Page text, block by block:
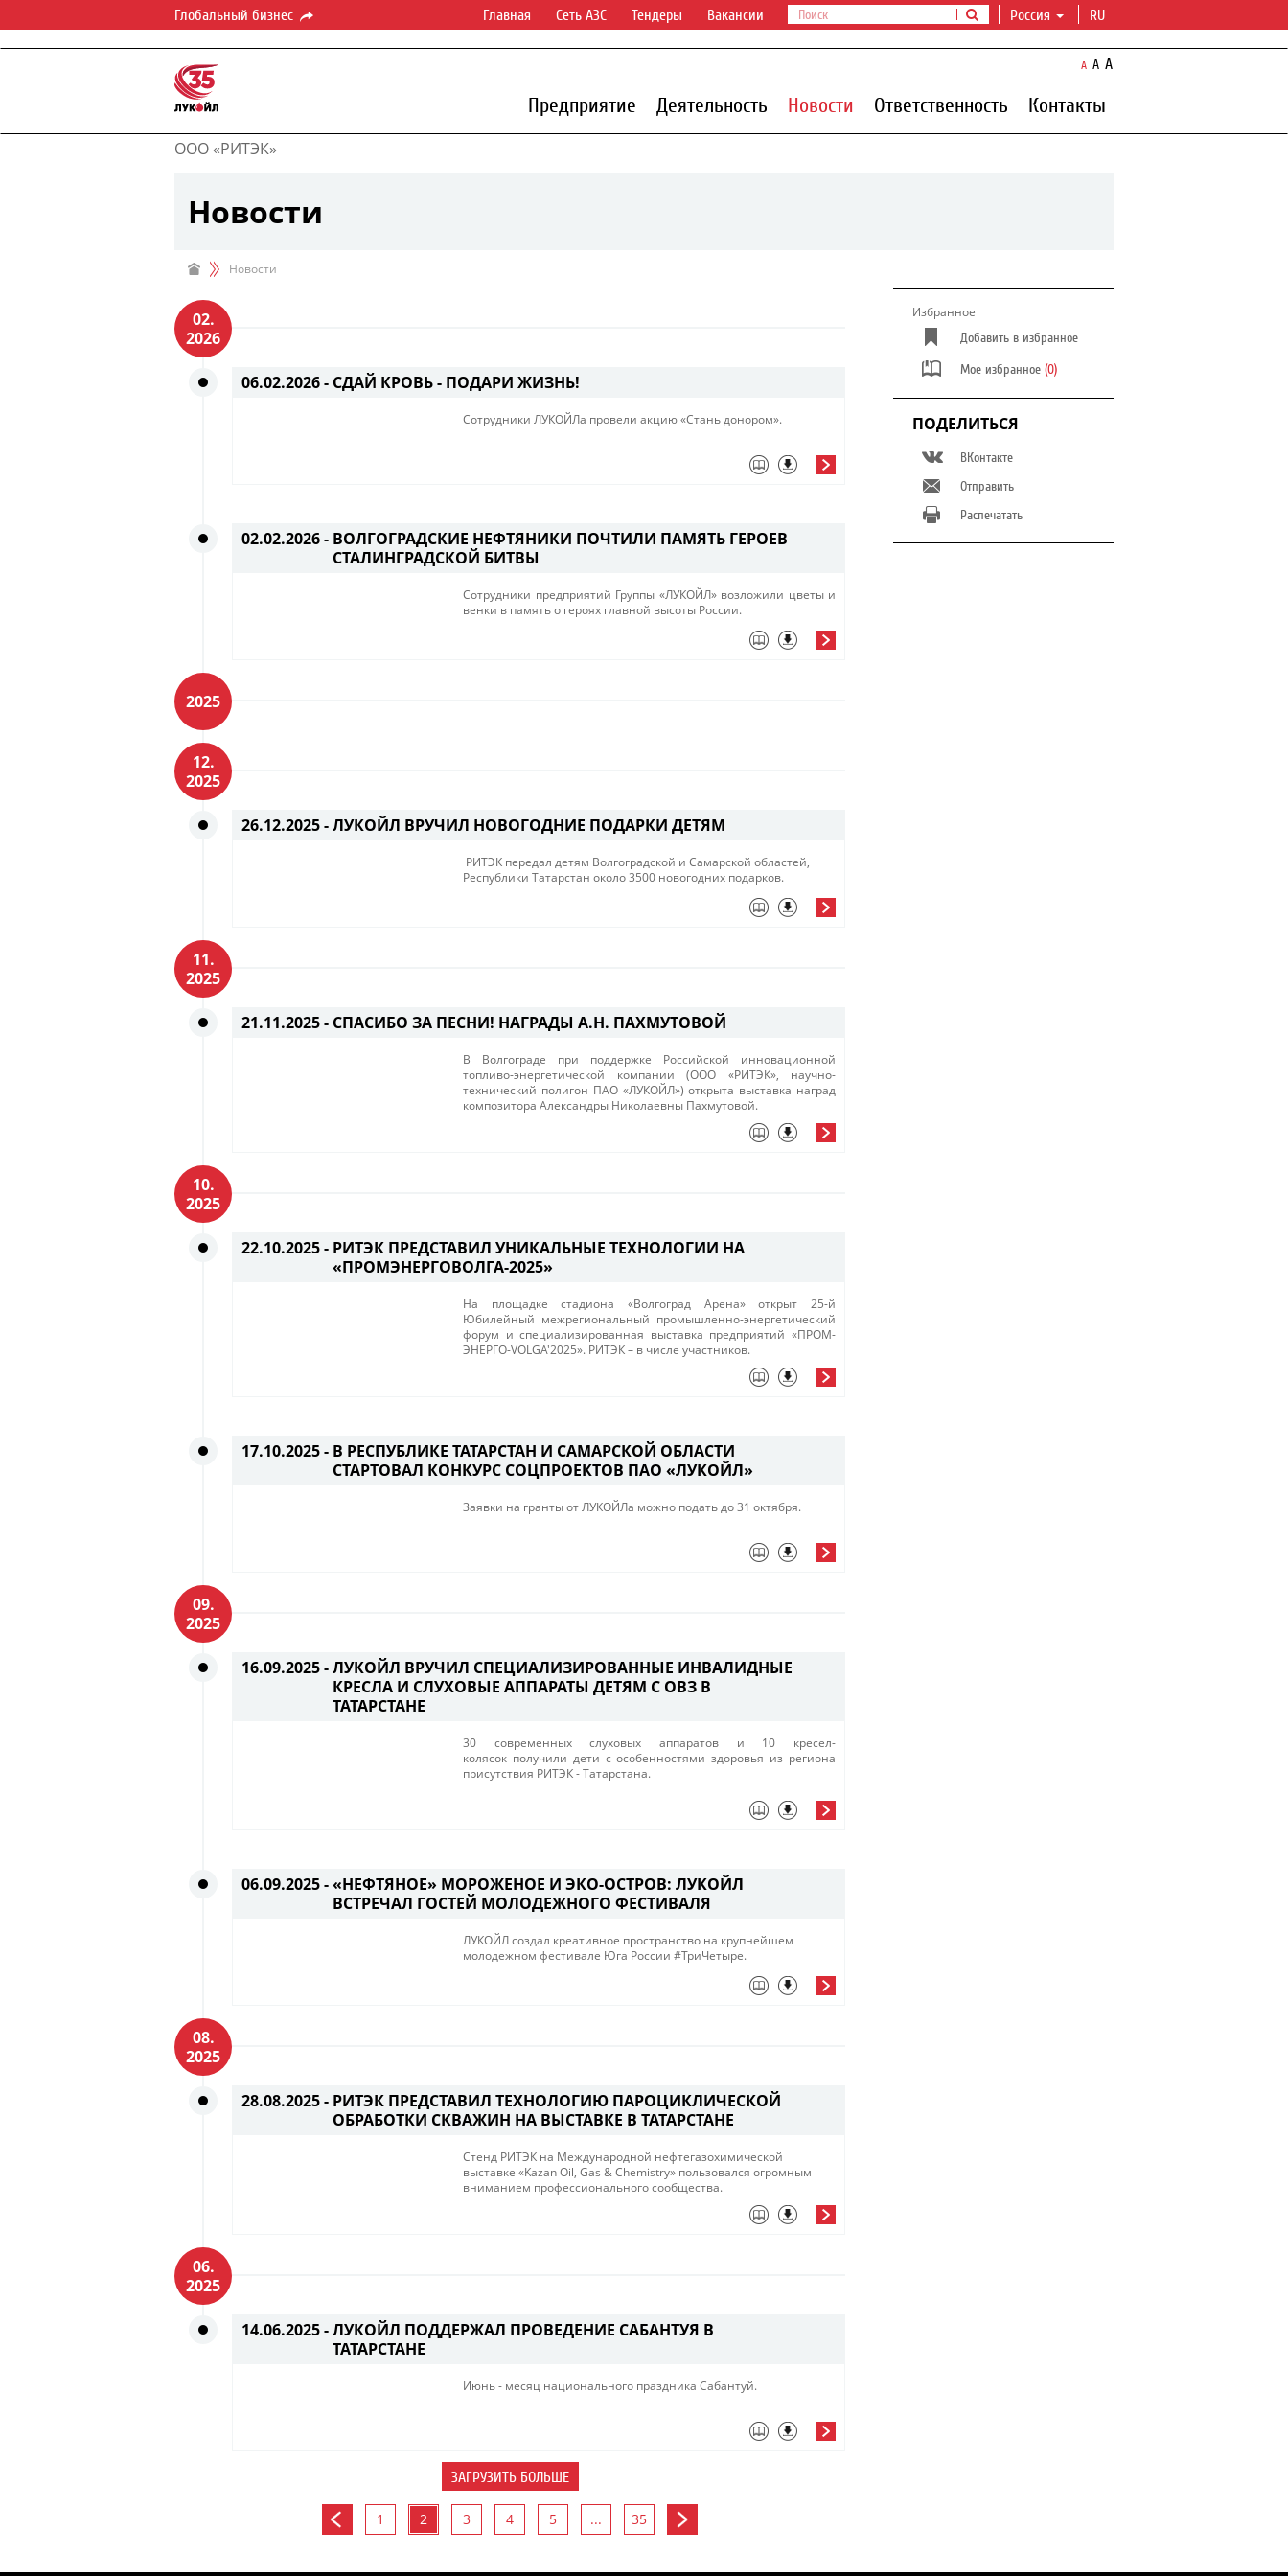
Глобальный бизнес Россия RU
Главная Сеть АЗС Тендеры Вакансии
A A A
Предприятие Деятельность Новости Ответственность Контакты
ООО «РИТЭК»
Новости
Новости
02.
2026
06.02.2026 - СДАЙ КРОВЬ - ПОДАРИ ЖИЗНЬ!
Сотрудники ЛУКОЙЛа провели акцию «Стань донором»​.
02.02.2026 - ВОЛГОГРАДСКИЕ НЕФТЯНИКИ ПОЧТИЛИ ПАМЯТЬ ГЕРОЕВ
СТАЛИНГРАДСКОЙ БИТВЫ
​Сотрудники предприятий Группы «ЛУКОЙЛ»​ возложили цветы и
венки в память о героях главной высоты России.​
2025
12.
2025
26.12.2025 -ЛУКОЙЛ ВРУЧИЛ НОВОГОДНИЕ ПОДАРКИ ДЕТЯМ
РИТЭК передал детям Волгоградской и Самарской областей,
Республики Татарстан около 3500 новогодних подарков.​
11.
2025
21.11.2025 - СПАСИБО ЗА ПЕСНИ! НАГРАДЫ А.Н. ПАХМУТОВОЙ
В Волгограде при поддержке Российской инновационной
топливо-энергетической компании (ООО «РИТЭК», научно-
технический полигон ПАО «ЛУКОЙЛ») открыта выставка наград
композитора Александры Николаевны Пахмутовой.​
10.
2025
22.10.2025 - РИТЭК ПРЕДСТАВИЛ УНИКАЛЬНЫЕ ТЕХНОЛОГИИ НА
«ПРОМЭНЕРГОВОЛГА-2025»
​На площадке стадиона «Волгоград Арена» открыт 25-й
Юбилейный межрегиональный промышленно-энергетический
форум и специализированная выставка предприятий «ПРОМ-
ЭНЕРГО-VOLGA'2025». РИТЭК – в числе участников. ​
17.10.2025 - В РЕСПУБЛИКЕ ТАТАРСТАН И САМАРСКОЙ ОБЛАСТИ
СТАРТОВАЛ КОНКУРС СОЦПРОЕКТОВ ПАО «ЛУКОЙЛ»
Заявки на гранты от ЛУКОЙЛа можно подать до 31 октября. ​
09.
2025
16.09.2025 -ЛУКОЙЛ ВРУЧИЛ СПЕЦИАЛИЗИРОВАННЫЕ ИНВАЛИДНЫЕ
КРЕСЛА И СЛУХОВЫЕ АППАРАТЫ ДЕТЯМ С ОВЗ В
ТАТАРСТАНЕ
​​30 современных слуховых аппаратов и 10 кресел-
колясок получили дети с особенностями здоровья из региона
присутствия РИТЭК - Татарстана.
06.09.2025 -«НЕФТЯНОЕ» МОРОЖЕНОЕ И ЭКО-ОСТРОВ: ЛУКОЙЛ
ВСТРЕЧАЛ ГОСТЕЙ МОЛОДЕЖНОГО ФЕСТИВАЛЯ
ЛУКОЙЛ создал креативное пространство на крупнейшем
молодежном фестивале Юга России #ТриЧетыре.​
08.
2025
28.08.2025 - РИТЭК ПРЕДСТАВИЛ ТЕХНОЛОГИЮ ПАРОЦИКЛИЧЕСКОЙ
ОБРАБОТКИ СКВАЖИН НА ВЫСТАВКЕ В ТАТАРСТАНЕ
Стенд РИТЭК на Международной нефтегазохимической
выставке «Kazan Oil, Gas & Chemistry» пользовался огромным
вниманием профессионального сообщества. ​
06.
2025
14.06.2025 -ЛУКОЙЛ ПОДДЕРЖАЛ ПРОВЕДЕНИЕ САБАНТУЯ В
ТАТАРСТАНЕ
​Июнь - месяц национального праздника Сабантуй.
ЗАГРУЗИТЬ БОЛЬШЕ
1 2 3 4 5 ... 35
Избранное
Добавить в избранное
Мое избранное (0)
ПОДЕЛИТЬСЯ
ВКонтакте
Отправить
Распечатать